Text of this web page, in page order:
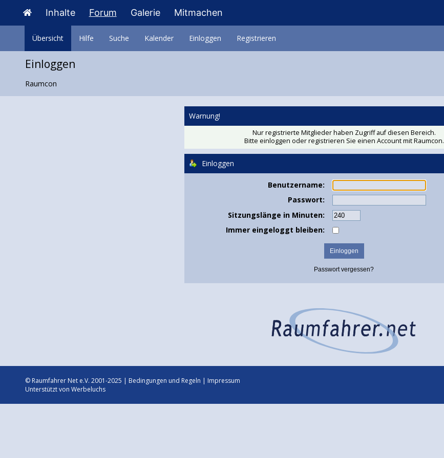
Inhalte Forum Galerie Mitmachen
Übersicht Hilfe Suche Kalender Einloggen Registrieren
Einloggen
Raumcon
Warnung!
Nur registrierte Mitglieder haben Zugriff auf diesen Bereich.
Bitte einloggen oderregistrieren Sie einen Accountmit Raumcon.
Einloggen
Benutzername:
Passwort:
Sitzungslänge in Minuten:
Immer eingeloggt bleiben:
Passwort vergessen?
© Raumfahrer Net e.V. 2001-2025 | Bedingungen und Regeln | Impressum
Unterstützt von Werbeluchs